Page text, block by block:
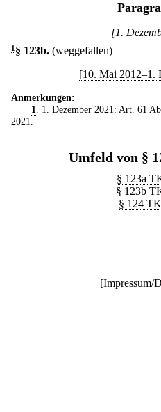
[1.
1 § 123b. (weggefallen)
[10. Mai 2012–1.
Anmerkungen:
1
. 1. Dezember 2021: Art. 61
2021
Umfeld von §
§ 123a
§ 123b
§ 124
[Impressum/